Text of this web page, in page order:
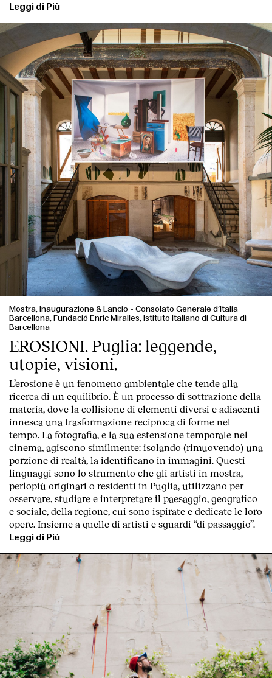
Index
Leggi di Più
Mostra, Inaugurazione & Lancio - Consolato Generale d’Italia
Barcellona, Fundació Enric Miralles, Istituto Italiano di Cultura di
Barcellona
EROSIONI. Puglia: leggende,
utopie, visioni.
L’erosione è un fenomeno ambientale che tende alla
ricerca di un equilibrio. È un processo di sottrazione della
materia, dove la collisione di elementi diversi e adiacenti
innesca una trasformazione reciproca di forme nel
tempo. La fotografia, e la sua estensione temporale nel
cinema, agiscono similmente: isolando (rimuovendo) una
porzione di realtà, la identificano in immagini. Questi
linguaggi sono lo strumento che gli artisti in mostra,
perlopiù originari o residenti in Puglia, utilizzano per
osservare, studiare e interpretare il paesaggio, geografico
e sociale, della regione, cui sono ispirate e dedicate le loro
opere. Insieme a quelle di artisti e sguardi “di passaggio”.
Leggi di Più